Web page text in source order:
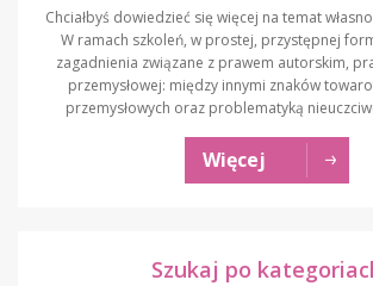
Chciałbyś dowiedzieć się więcej na temat
W ramach szkoleń, w prostej, przystępnej
zagadnienia związane z prawem autorskim,
przemysłowej: między innymi znaków
przemysłowych oraz problematyką
Więcej
Szukaj po